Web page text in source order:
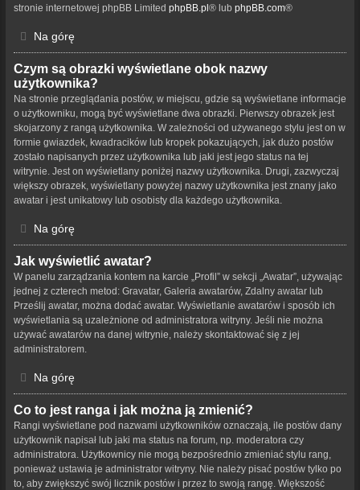
stronie internetowej phpBB Limited phpBB.pl® lub phpBB.com®
Na górę
Czym są obrazki wyświetlane obok nazwy
użytkownika?
Na stronie przeglądania postów, w miejscu, gdzie są wyświetlane informacje
o użytkowniku, mogą być wyświetlane dwa obrazki. Pierwszy obrazek jest
skojarzony z rangą użytkownika. W zależności od używanego stylu jest on w
formie gwiazdek, kwadracików lub kropek pokazujących, jak dużo postów
zostało napisanych przez użytkownika lub jaki jest jego status na tej
witrynie. Jest on wyświetlany poniżej nazwy użytkownika. Drugi, zazwyczaj
większy obrazek, wyświetlany powyżej nazwy użytkownika jest znany jako
awatar i jest unikatowy lub osobisty dla każdego użytkownika.
Na górę
Jak wyświetlić awatar?
W panelu zarządzania kontem na karcie „Profil” w sekcji „Awatar”, używając
jednej z czterech metod: Gravatar, Galeria awatarów, Zdalny awatar lub
Prześlij awatar, można dodać awatar. Wyświetlanie awatarów i sposób ich
wyświetlania są uzależnione od administratora witryny. Jeśli nie można
używać awatarów na danej witrynie, należy skontaktować się z jej
administratorem.
Na górę
Co to jest ranga i jak można ją zmienić?
Rangi wyświetlane pod nazwami użytkowników oznaczają, ile postów dany
użytkownik napisał lub jaki ma status na forum, np. moderatora czy
administratora. Użytkownicy nie mogą bezpośrednio zmieniać stylu rang,
ponieważ ustawia je administrator witryny. Nie należy pisać postów tylko po
to, aby zwiększyć swój licznik postów i przez to swoją rangę. Większość